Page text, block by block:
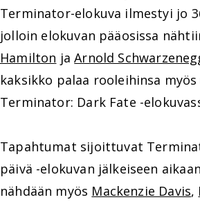
Terminator-elokuva ilmestyi jo
jolloin elokuvan pääosissa
Hamilton jaArnold
kaksikko palaa rooleihinsa myös
Terminator: Dark Fate -
Tapahtumat sijoittuvat
päivä -elokuvan jälkeiseen
nähdään myös Mackenzie Davis,